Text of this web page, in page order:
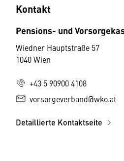
Kontakt
Pensions- und
Wiedner Hauptstraße 57
1040 Wien
+43 5 90900 4108
vorsorgeverband@wko.at
Detaillierte Kontaktseite